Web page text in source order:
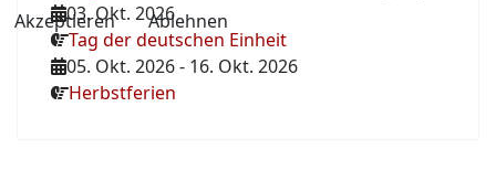
03. Okt. 2026
Tag der deutschen Einheit
05. Okt. 2026- 16. Okt. 2026
Herbstferien
Akzeptieren
Ablehnen